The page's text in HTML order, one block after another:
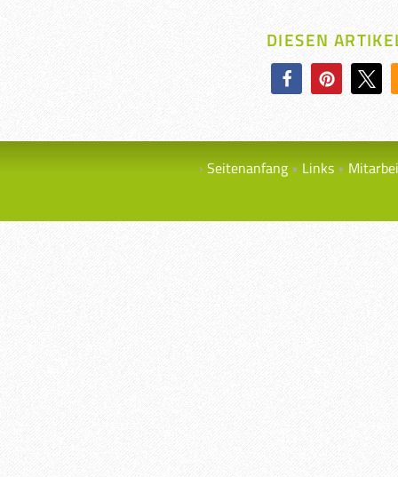
DIESEN
Seitenanfang Links